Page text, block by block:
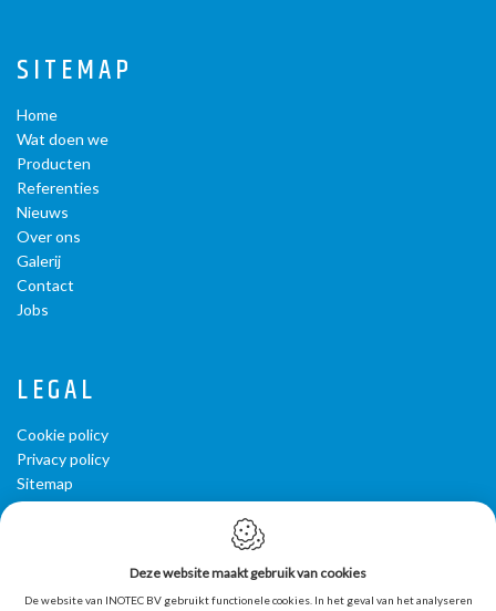
SITEMAP
Home
Wat doen we
Producten
Referenties
Nieuws
Over ons
Galerij
Contact
Jobs
LEGAL
Cookie policy
Privacy policy
Sitemap
Webdesign by IDcreation 2020
OPENINGSURENDeze website maakt gebruik van cookies
De website van INOTEC BV gebruikt functionele cookies. In het geval van het analyseren